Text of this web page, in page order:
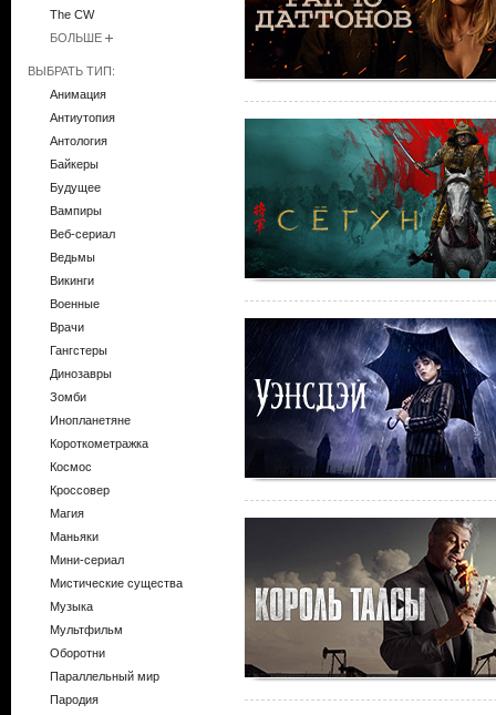
The CW
БОЛЬШЕ
ВЫБРАТЬ ТИП:
Анимация
Антиутопия
Антология
Байкеры
Будущее
Вампиры
Веб-сериал
Ведьмы
Викинги
Военные
Врачи
Гангстеры
Динозавры
Зомби
Инопланетяне
Короткометражка
Космос
Кроссовер
Магия
Маньяки
Мини-сериал
Мистические существа
Музыка
Мультфильм
Оборотни
Параллельный мир
Пародия